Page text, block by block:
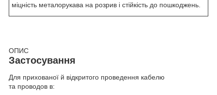
міцність металорукава на розрив і стійкість до пошкоджень.
ОПИС
Застосування
Для прихованої й відкритого проведення кабелю
та проводов в: